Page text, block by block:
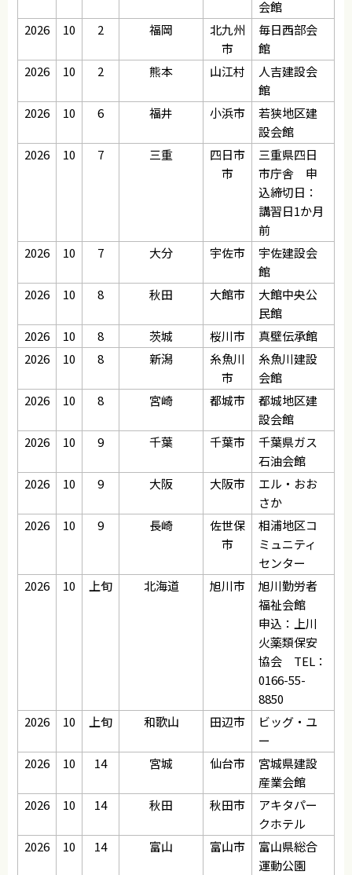
会館
2026
10 2 福岡
北九州
市
毎日西部会
館
2026
10 2 熊本 山江村
人吉建設会
館
2026
10 6 福井 小浜市
若狭地区建
設会館
2026
10 7 三重
四日市
市
三重県四日
市庁舎 申
込締切日：
講習日1か月
前
2026
10 7 大分 宇佐市
宇佐建設会
館
2026
10 8 秋田 大館市
大館中央公
民館
2026
10 8 茨城 桜川市
真壁伝承館
2026
10 8 新潟
糸魚川
市
糸魚川建設
会館
2026
10 8 宮崎 都城市
都城地区建
設会館
2026
10 9 千葉 千葉市
千葉県ガス
石油会館
2026
10 9 大阪 大阪市
エル・おお
さか
2026
10 9 長崎
佐世保
市
相浦地区コ
ミュニティ
センター
2026
10 上旬 北海道 旭川市
旭川勤労者
福祉会館
申込：上川
火薬類保安
協会 TEL：
0166-55-
8850
2026
10 上旬 和歌山 田辺市
ビッグ・ユ
ー
2026
10 14 宮城 仙台市
宮城県建設
産業会館
2026
10 14 秋田 秋田市
アキタパー
クホテル
2026
10 14 富山 富山市
富山県総合
運動公園